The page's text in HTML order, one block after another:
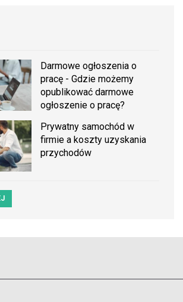
Darmowe ogłoszenia o
pracę - Gdzie możemy
opublikować darmowe
ogłoszenie o pracę?
Prywatny samochód w
firmie a koszty uzyskania
przychodów